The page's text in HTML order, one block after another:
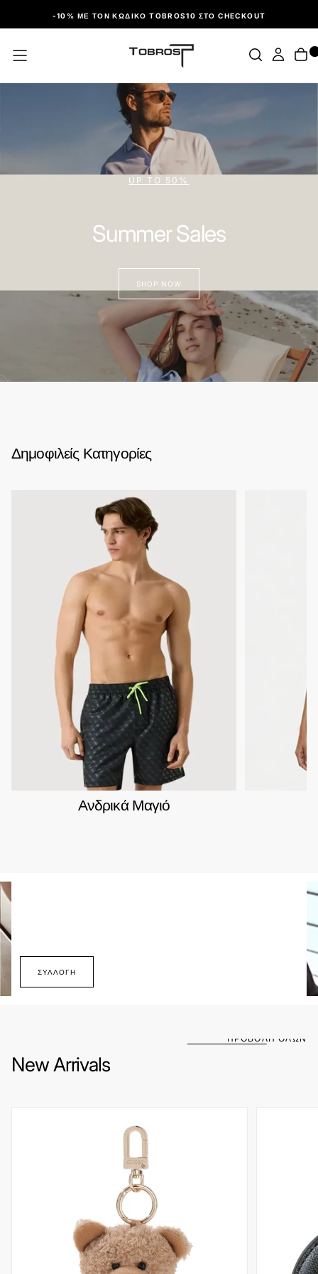
ΠΑΡΆΛΕΙΨΗ-10% ΜΕ ΤΟΝ ΚΩΔΙΚΌ TOBROS10 ΣΤΟ CHECKOUT
UP TO 50%
Summer Sales
02
Δημοφιλείς Κατηγορίες
Ανδρικά Μαγιό
ΣΥΛΛΟΓΉ
New Arrivals
ΠΡΟΒΟΛΗ ΟΛΩΝ